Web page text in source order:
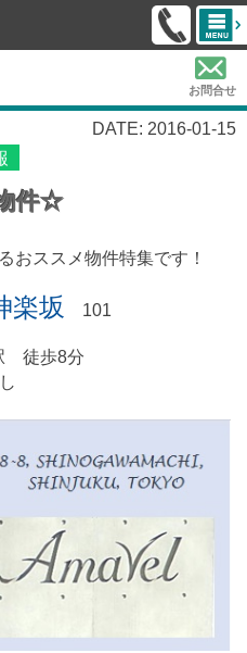
お問合せ
DATE: 2016-01-15
件☆
おススメ物件特集です！
楽坂 101
徒歩8分